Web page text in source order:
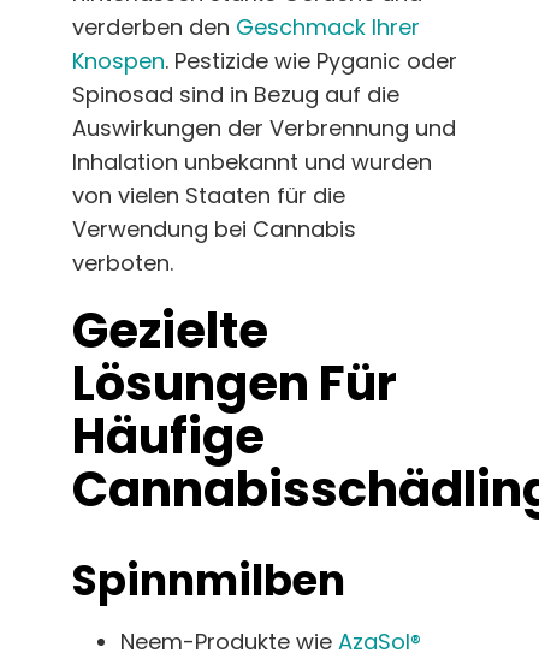
verderben den Geschmack Ihrer
Knospen. Pestizide wie Pyganic oder
Spinosad sind in Bezug auf die
Auswirkungen der Verbrennung und
Inhalation unbekannt und wurden
von vielen Staaten für die
Verwendung bei Cannabis
verboten.
Gezielte
Lösungen Für
Häufige
Spinnmilben
Neem-Produkte wie AzaSol®